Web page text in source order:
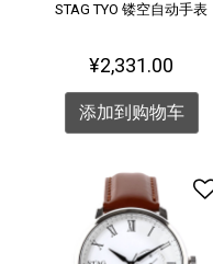
STAG TYO 镂空自动手表
¥2,331.00
添加到购物车